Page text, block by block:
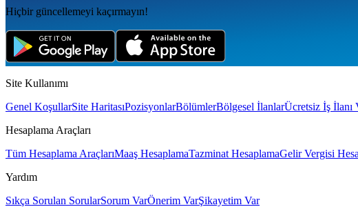
Hiçbir güncellemeyi kaçırmayın!
Site Kullanımı
Genel KoşullarSite HaritasıPozisyonlarBölümlerBölgesel İlanlarÜcretsiz İş İlanı
Hesaplama Araçları
Tüm Hesaplama AraçlarıMaaş HesaplamaTazminat HesaplamaGelir Vergisi
Yardım
Sıkça Sorulan SorularSorum VarÖnerim VarŞikayetim Var